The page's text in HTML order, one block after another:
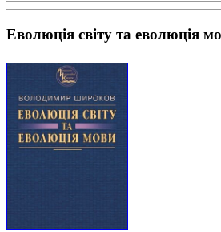
Еволюція світу та